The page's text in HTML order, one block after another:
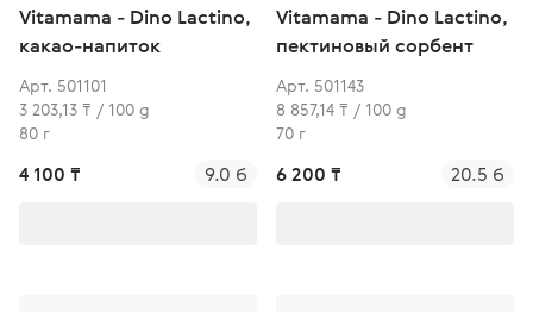
Vitamama - Dino Lactino,
какао-напиток
Арт. 501101
3 203,13 ₸ / 100 g
80 г
4 100 ₸ 9.0 б
Vitamama - Dino Lactino,
пектиновый сорбент
Арт. 501143
8 857,14 ₸ / 100 g
70 г
6 200 ₸ 20.5 б